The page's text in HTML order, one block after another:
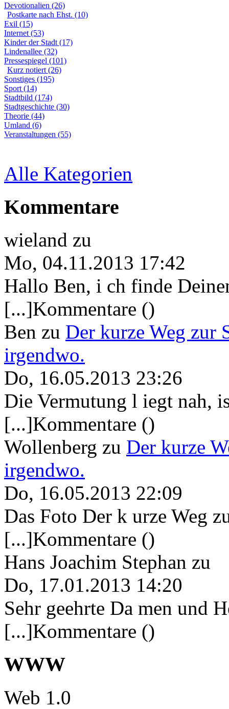
Devotionalien (26)
Postkarte nach Ehst. (10)
Exil (15)
Internet (53)
Kinder der Stadt (17)
Lindenallee (32)
Pressespiegel (101)
Kurz notiert (26)
Sonstiges (195)
Sport (14)
Stadtbild (174)
Stadtgeschichte (30)
Theorie (44)
Umland (6)
Veranstaltungen (55)
Alle Kategorien
Kommentare
wieland zu
Mo, 04.11.2013 17:42
Hallo Ben, i ch finde
[...]Kommentare ()
Ben zu Der kurze Weg zur
irgendwo.
Do, 16.05.2013 23:26
Die Vermutung l iegt nah,
[...]Kommentare ()
Wollenberg zu Der kurze
irgendwo.
Do, 16.05.2013 22:09
Das Foto Der k urze Weg
[...]Kommentare ()
Hans Joachim Stephan zu
Do, 17.01.2013 14:20
Sehr geehrte Da men und
[...]Kommentare ()
WWW
Web 1.0